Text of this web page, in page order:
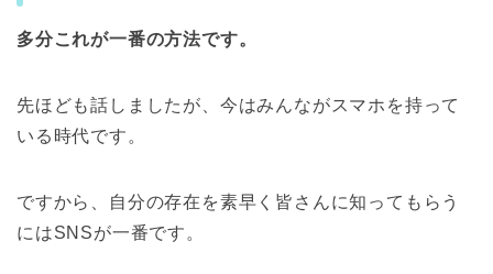
多分これが一番の方法です。
先ほども話しましたが、今はみんながスマホを持って
いる時代です。
ですから、自分の存在を素早く皆さんに知ってもらう
にはSNSが一番です。